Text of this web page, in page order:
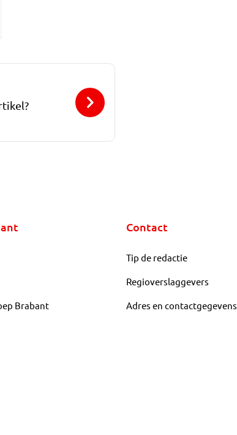
Brabant
Contact
Tip de redactie
Regioverslaggevers
Adres en contactgegevens